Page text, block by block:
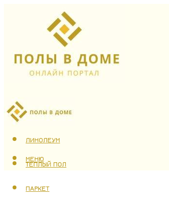
ЛАМИНАТ
ЛИНОЛЕУМ
ТЕПЛЫЙ ПОЛ
ПАРКЕТ
МЕНЮ